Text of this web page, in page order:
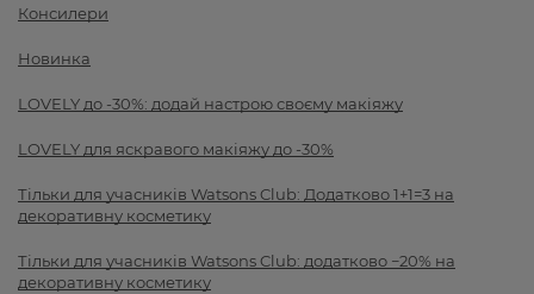
Консилери
Новинка
LOVELY до -30%: додай настрою своєму макіяжу
LOVELY для яскравого макіяжу до -30%
Тільки для учасників Watsons Club: Додатково 1+1=3 на
декоративну косметику
Тільки для учасників Watsons Club: додатково −20% на
декоративну косметику